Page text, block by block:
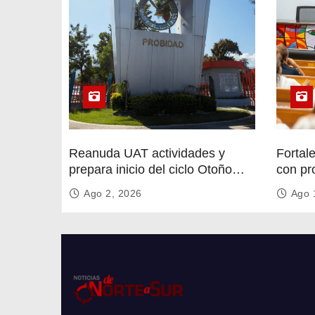
Reanuda UAT actividades y
prepara inicio del ciclo Otoño
2026
Ago 2, 2026
con
circular
Ago